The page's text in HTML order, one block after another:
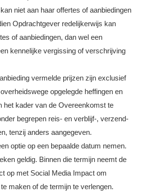
niet aan haar offertes of aanbiedingen
Opdrachtgever redelijkerwijs kan
of aanbiedingen, dan wel een
kennelijke vergissing of verschrijving
vermelde prijzen zijn exclusief
opgelegde heffingen en
het kader van de Overeenkomst te
begrepen reis- en verblijf-, verzend-
tenzij anders aangegeven.
optie op een bepaalde datum nemen.
geldig. Binnen die termijn neemt de
op met Social Media Impact om
maken of de termijn te verlengen.